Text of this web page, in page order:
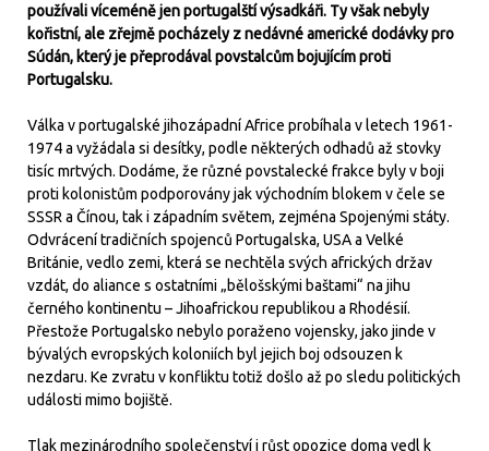
používali víceméně jen portugalští výsadkáři. Ty však nebyly
kořistní, ale zřejmě pocházely z nedávné americké dodávky pro
Súdán, který je přeprodával povstalcům bojujícím proti
Portugalsku.
Válka v portugalské jihozápadní Africe probíhala v letech 1961-
1974 a vyžádala si desítky, podle některých odhadů až stovky
tisíc mrtvých. Dodáme, že různé povstalecké frakce byly v boji
proti kolonistům podporovány jak východním blokem v čele se
SSSR a Čínou, tak i západním světem, zejména Spojenými státy.
Odvrácení tradičních spojenců Portugalska, USA a Velké
Británie, vedlo zemi, která se nechtěla svých afrických držav
vzdát, do aliance s ostatními „bělošskými baštami“ na jihu
černého kontinentu – Jihoafrickou republikou a Rhodésií.
Přestože Portugalsko nebylo poraženo vojensky, jako jinde v
bývalých evropských koloniích byl jejich boj odsouzen k
nezdaru. Ke zvratu v konfliktu totiž došlo až po sledu politických
události mimo bojiště.
Tlak mezinárodního společenství i růst opozice doma vedl k